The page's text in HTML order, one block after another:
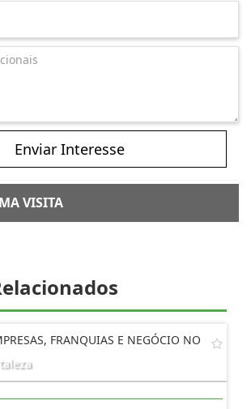
Enviar Interesse
VISITA
FRANQUIAS E NEGÓCIO NO